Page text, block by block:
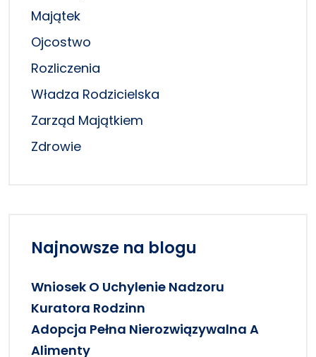
Majątek
Ojcostwo
Rozliczenia
Władza Rodzicielska
Zarząd Majątkiem
Zdrowie
Najnowsze na blogu
Wniosek O Uchylenie Nadzoru
Kuratora Rodzinn
Adopcja Pełna Nierozwiązywalna A
Alimenty